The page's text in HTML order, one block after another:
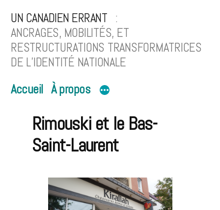
contenu
UN CANADIEN ERRANT
ANCRAGES, MOBILITÉS, ET
RESTRUCTURATIONS TRANSFORMATRICES
DE L’IDENTITÉ NATIONALE
Accueil À propos
Rimouski et le Bas-
Saint-Laurent